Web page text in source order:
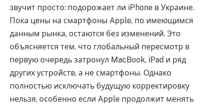
звучит просто: подорожает ли iPhone в Украине.
Пока цены на смартфоны Apple, по имеющимся
данным рынка, остаются без изменений. Это
объясняется тем, что глобальный пересмотр в
первую очередь затронул MacBook, iPad и ряд
других устройств, а не смартфоны. Однако
полностью исключать будущую корректировку
нельзя, особенно если Apple продолжит менять